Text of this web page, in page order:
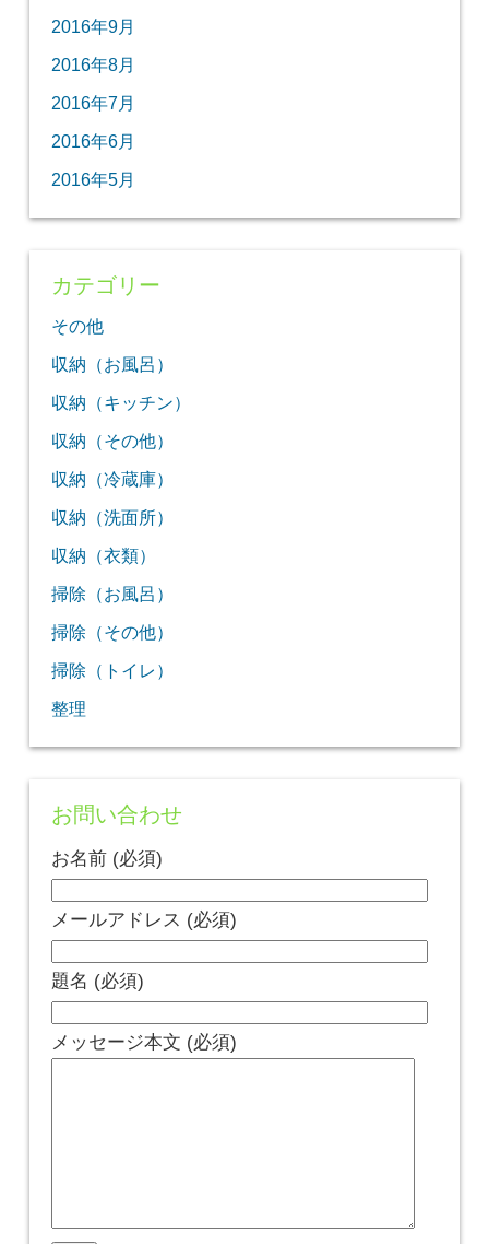
2016年9月
2016年8月
2016年7月
2016年6月
2016年5月
カテゴリー
その他
収納（お風呂）
収納（キッチン）
収納（その他）
収納（冷蔵庫）
収納（洗面所）
収納（衣類）
掃除（お風呂）
掃除（その他）
掃除（トイレ）
整理
お問い合わせ
お名前 (必須)
メールアドレス (必須)
題名 (必須)
メッセージ本文 (必須)